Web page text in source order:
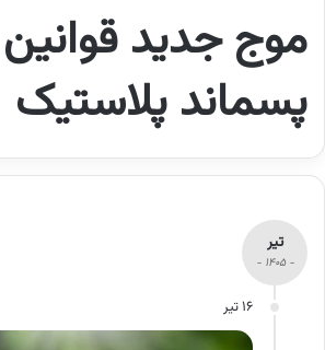
موج جدید
پسماند پلاستیک
تیر
- 1405 -
16 تیر